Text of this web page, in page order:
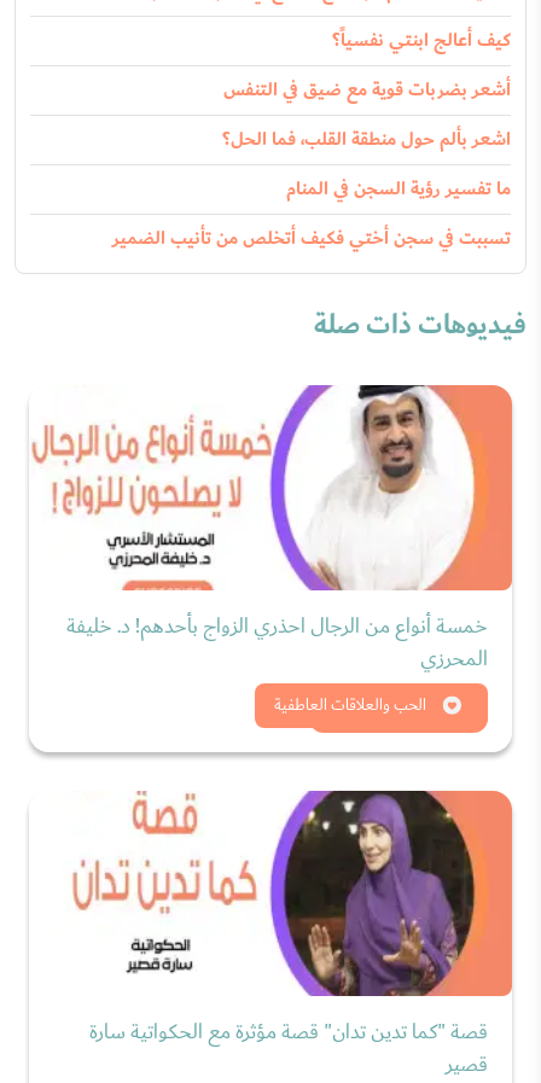
كيف أعالج ابنتي نفسياً؟
أشعر بضربات قوية مع ضيق في التنفس
اشعر بألم حول منطقة القلب، فما الحل؟
ما تفسير رؤية السجن في المنام
تسببت في سجن أختي فكيف أتخلص من تأنيب الضمير
فيديوهات ذات صلة
الحب والعلاقات العاطفية
خمسة أنواع من الرجال احذري الزواج بأحدهم! د. خليفة
المحرزي
شاهد الان
قصة "كما تدين تدان" قصة مؤثرة مع الحكواتية سارة
قصير